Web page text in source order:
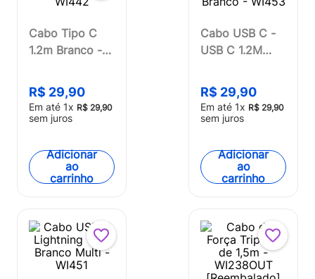
Cabo Tipo C
1.2m Branco -
R$ 29,90
Em até 1x R$ 29,90
sem juros
Adicionar
ao
carrinho
Cabo USB C -
USB C 1.2M
R$ 29,90
Em até 1x R$ 29,90
sem juros
Adicionar
ao
carrinho